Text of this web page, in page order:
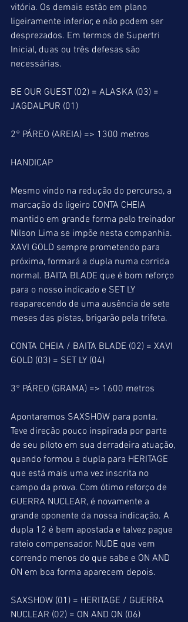
vitória. Os demais estão em plano
ligeiramente inferior, e não podem ser
desprezados. Em termos de Supertri
Inicial, duas ou três defesas são
necessárias.
BE OUR GUEST (02) = ALASKA (03) =
JAGDALPUR (01)
2° PÁREO (AREIA) => 1300 metros
HANDICAP
Mesmo vindo na redução do percurso, a
marcação do ligeiro CONTA CHEIA
mantido em grande forma pelo treinador
Nilson Lima se impõe nesta companhia.
XAVI GOLD sempre prometendo para
próxima, formará a dupla numa corrida
normal. BAITA BLADE que é bom reforço
para o nosso indicado e SET LY
reaparecendo de uma ausência de sete
meses das pistas, brigarão pela trifeta.
CONTA CHEIA / BAITA BLADE (02) = XAVI
GOLD (03) = SET LY (04)
3° PÁREO (GRAMA) => 1600 metros
Apontaremos SAXSHOW para ponta.
Teve direção pouco inspirada por parte
de seu piloto em sua derradeira atuação,
quando formou a dupla para HERITAGE
que está mais uma vez inscrita no
campo da prova. Com ótimo reforço de
GUERRA NUCLEAR, é novamente a
grande oponente da nossa indicação. A
dupla 12 é bem apostada e talvez pague
rateio compensador. NUDE que vem
correndo menos do que sabe e ON AND
ON em boa forma aparecem depois.
SAXSHOW (01) = HERITAGE / GUERRA
NUCLEAR (02) = ON AND ON (06)